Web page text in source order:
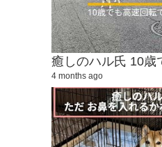
4 months ago